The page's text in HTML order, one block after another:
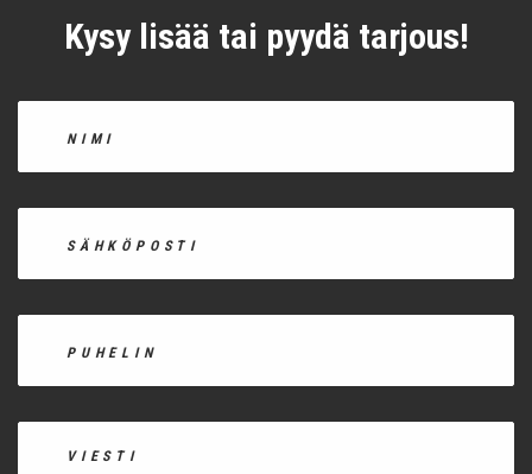
Kysy lisää tai pyydä tarjous!